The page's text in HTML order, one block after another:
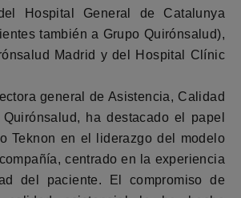
Hospital General de Catalunya
también a Grupo Quirónsalud),
Madrid y del Hospital Clínic
general de Asistencia, Calidad
ha destacado el papel
Teknon en el liderazgo del modelo
centrado en la experiencia
del paciente. El compromiso de